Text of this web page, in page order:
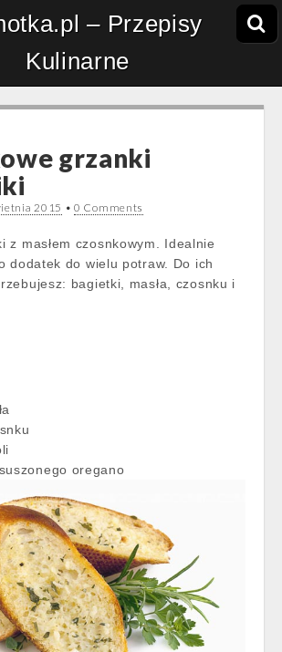
– Przepisy
Kulinarne
grzanki
2015 •0 Comments
z masłem czosnkowym. Idealnie
dodatek do wielu potraw. Do ich
bagietki, masła, czosnku i
oregano